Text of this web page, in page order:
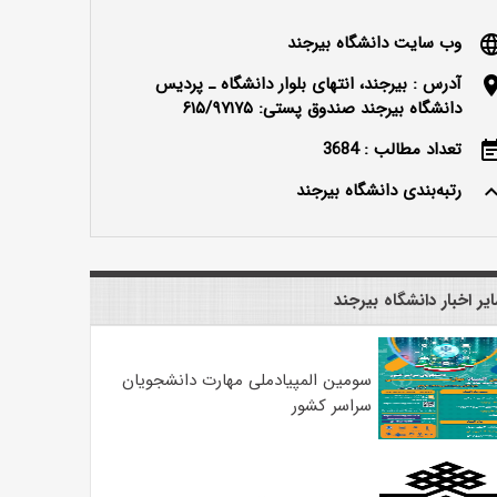
وب سایت دانشگاه بیرجند
آدرس : بیرجند، انتهای بلوار دانشگاه ـ پردیس
دانشگاه بیرجند صندوق پستی: ۶۱۵/۹۷۱۷۵
تعداد مطالب : 3684
keyboard_arrow_up
رتبه‌بندی دانشگاه بیرجند
اخبار دانشگاه بیرجند
سومین المپیادملی مهارت دانشجویان
سراسر کشور